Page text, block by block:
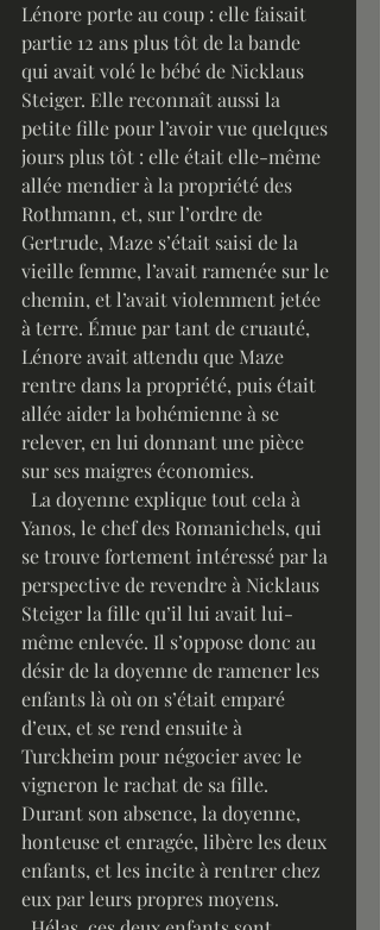
Lénore porte au coup : elle faisait
partie 12 ans plus tôt de la bande
qui avait volé le bébé de Nicklaus
Steiger. Elle reconnaît aussi la
petite fille pour l’avoir vue quelques
jours plus tôt : elle était elle-même
allée mendier à la propriété des
Rothmann, et, sur l’ordre de
Gertrude, Maze s’était saisi de la
vieille femme, l’avait ramenée sur le
chemin, et l’avait violemment jetée
à terre. Émue par tant de cruauté,
Lénore avait attendu que Maze
rentre dans la propriété, puis était
allée aider la bohémienne à se
relever, en lui donnant une pièce
sur ses maigres économies.
Yanos, le chef des Romanichels, qui
se trouve fortement intéressé par la
perspective de revendre à Nicklaus
Steiger la fille qu’il lui avait lui-
même enlevée. Il s’oppose donc au
désir de la doyenne de ramener les
enfants là où on s’était emparé
d’eux, et se rend ensuite à
Turckheim pour négocier avec le
vigneron le rachat de sa fille.
Durant son absence, la doyenne,
honteuse et enragée, libère les deux
enfants, et les incite à rentrer chez
eux par leurs propres moyens.